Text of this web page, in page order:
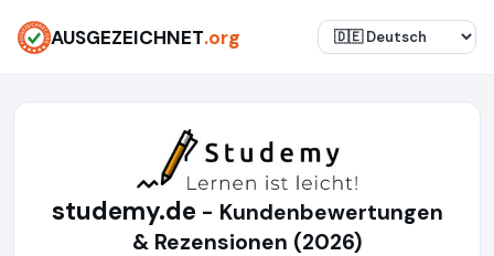
AUSGEZEICHNET.org
studemy.de - Kundenbewertungen
& Rezensionen (2026)